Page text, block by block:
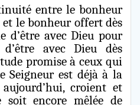
entre le bonheur
le bonheur offert dès
d’être avec Dieu pour
avec Dieu dès
promise à ceux qui
Seigneur est déjà à la
croient et
soit encore mêlée de